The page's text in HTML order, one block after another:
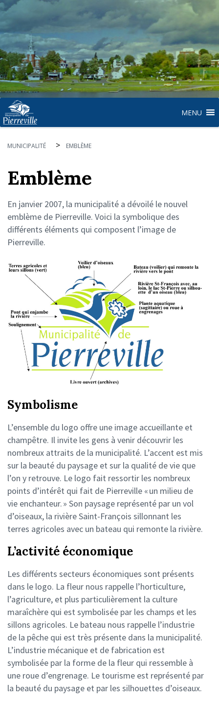
MENU
MUNICIPALITÉ > EMBLÈME
Emblème
En janvier 2007, la municipalité a dévoilé le nouvel
emblème de Pierreville. Voici la symbolique des
différents éléments qui composent l’image de
Pierreville.
Symbolisme
L’ensemble du logo offre une image accueillante et
champêtre. Il invite les gens à venir découvrir les
nombreux attraits de la municipalité. L’accent est mis
sur la beauté du paysage et sur la qualité de vie que
l’on y retrouve. Le logo fait ressortir les nombreux
points d’intérêt qui fait de Pierreville « un milieu de
vie enchanteur. » Son paysage représenté par un vol
d’oiseaux, la rivière Saint-François sillonnant les
terres agricoles avec un bateau qui remonte la rivière.
L’activité économique
Les différents secteurs économiques sont présents
dans le logo. La fleur nous rappelle l’horticulture,
l’agriculture, et plus particulièrement la culture
maraîchère qui est symbolisée par les champs et les
sillons agricoles. Le bateau nous rappelle l’industrie
de la pêche qui est très présente dans la municipalité.
L’industrie mécanique et de fabrication est
symbolisée par la forme de la fleur qui ressemble à
une roue d’engrenage. Le tourisme est représenté par
la beauté du paysage et par les silhouettes d’oiseaux.